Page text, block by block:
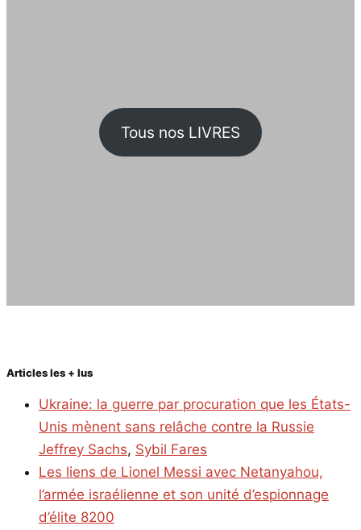
Tous nos LIVRES
Articles les + lus
Ukraine: la guerre par procuration que les États-
Unis mènent sans relâche contre la Russie
Jeffrey Sachs, Sybil Fares
Les liens de Lionel Messi avec Netanyahou,
l’armée israélienne et son unité d’espionnage
d’élite 8200